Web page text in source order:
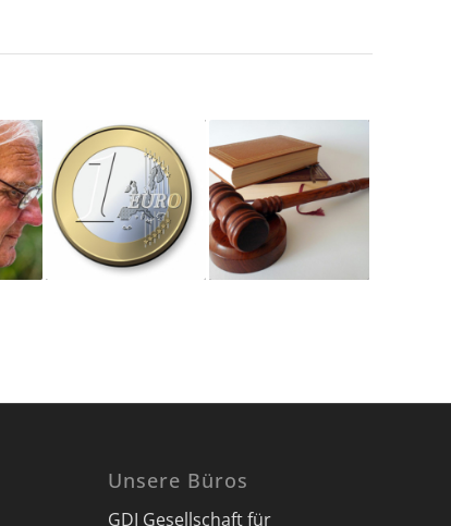
Unsere Büros
GDI Gesellschaft für